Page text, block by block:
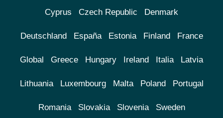
Cyprus Czech Republic Denmark
Deutschland España Estonia Finland France
Global Greece Hungary Ireland Italia Latvia
Lithuania Luxembourg Malta Poland Portugal
Romania Slovakia Slovenia Sweden